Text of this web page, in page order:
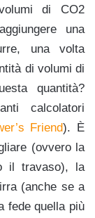
di CO2
una
una volta
di volumi di
quantità?
calcolatori
Friend). È
(ovvero la
il travaso), la
(anche se a
fede quella più